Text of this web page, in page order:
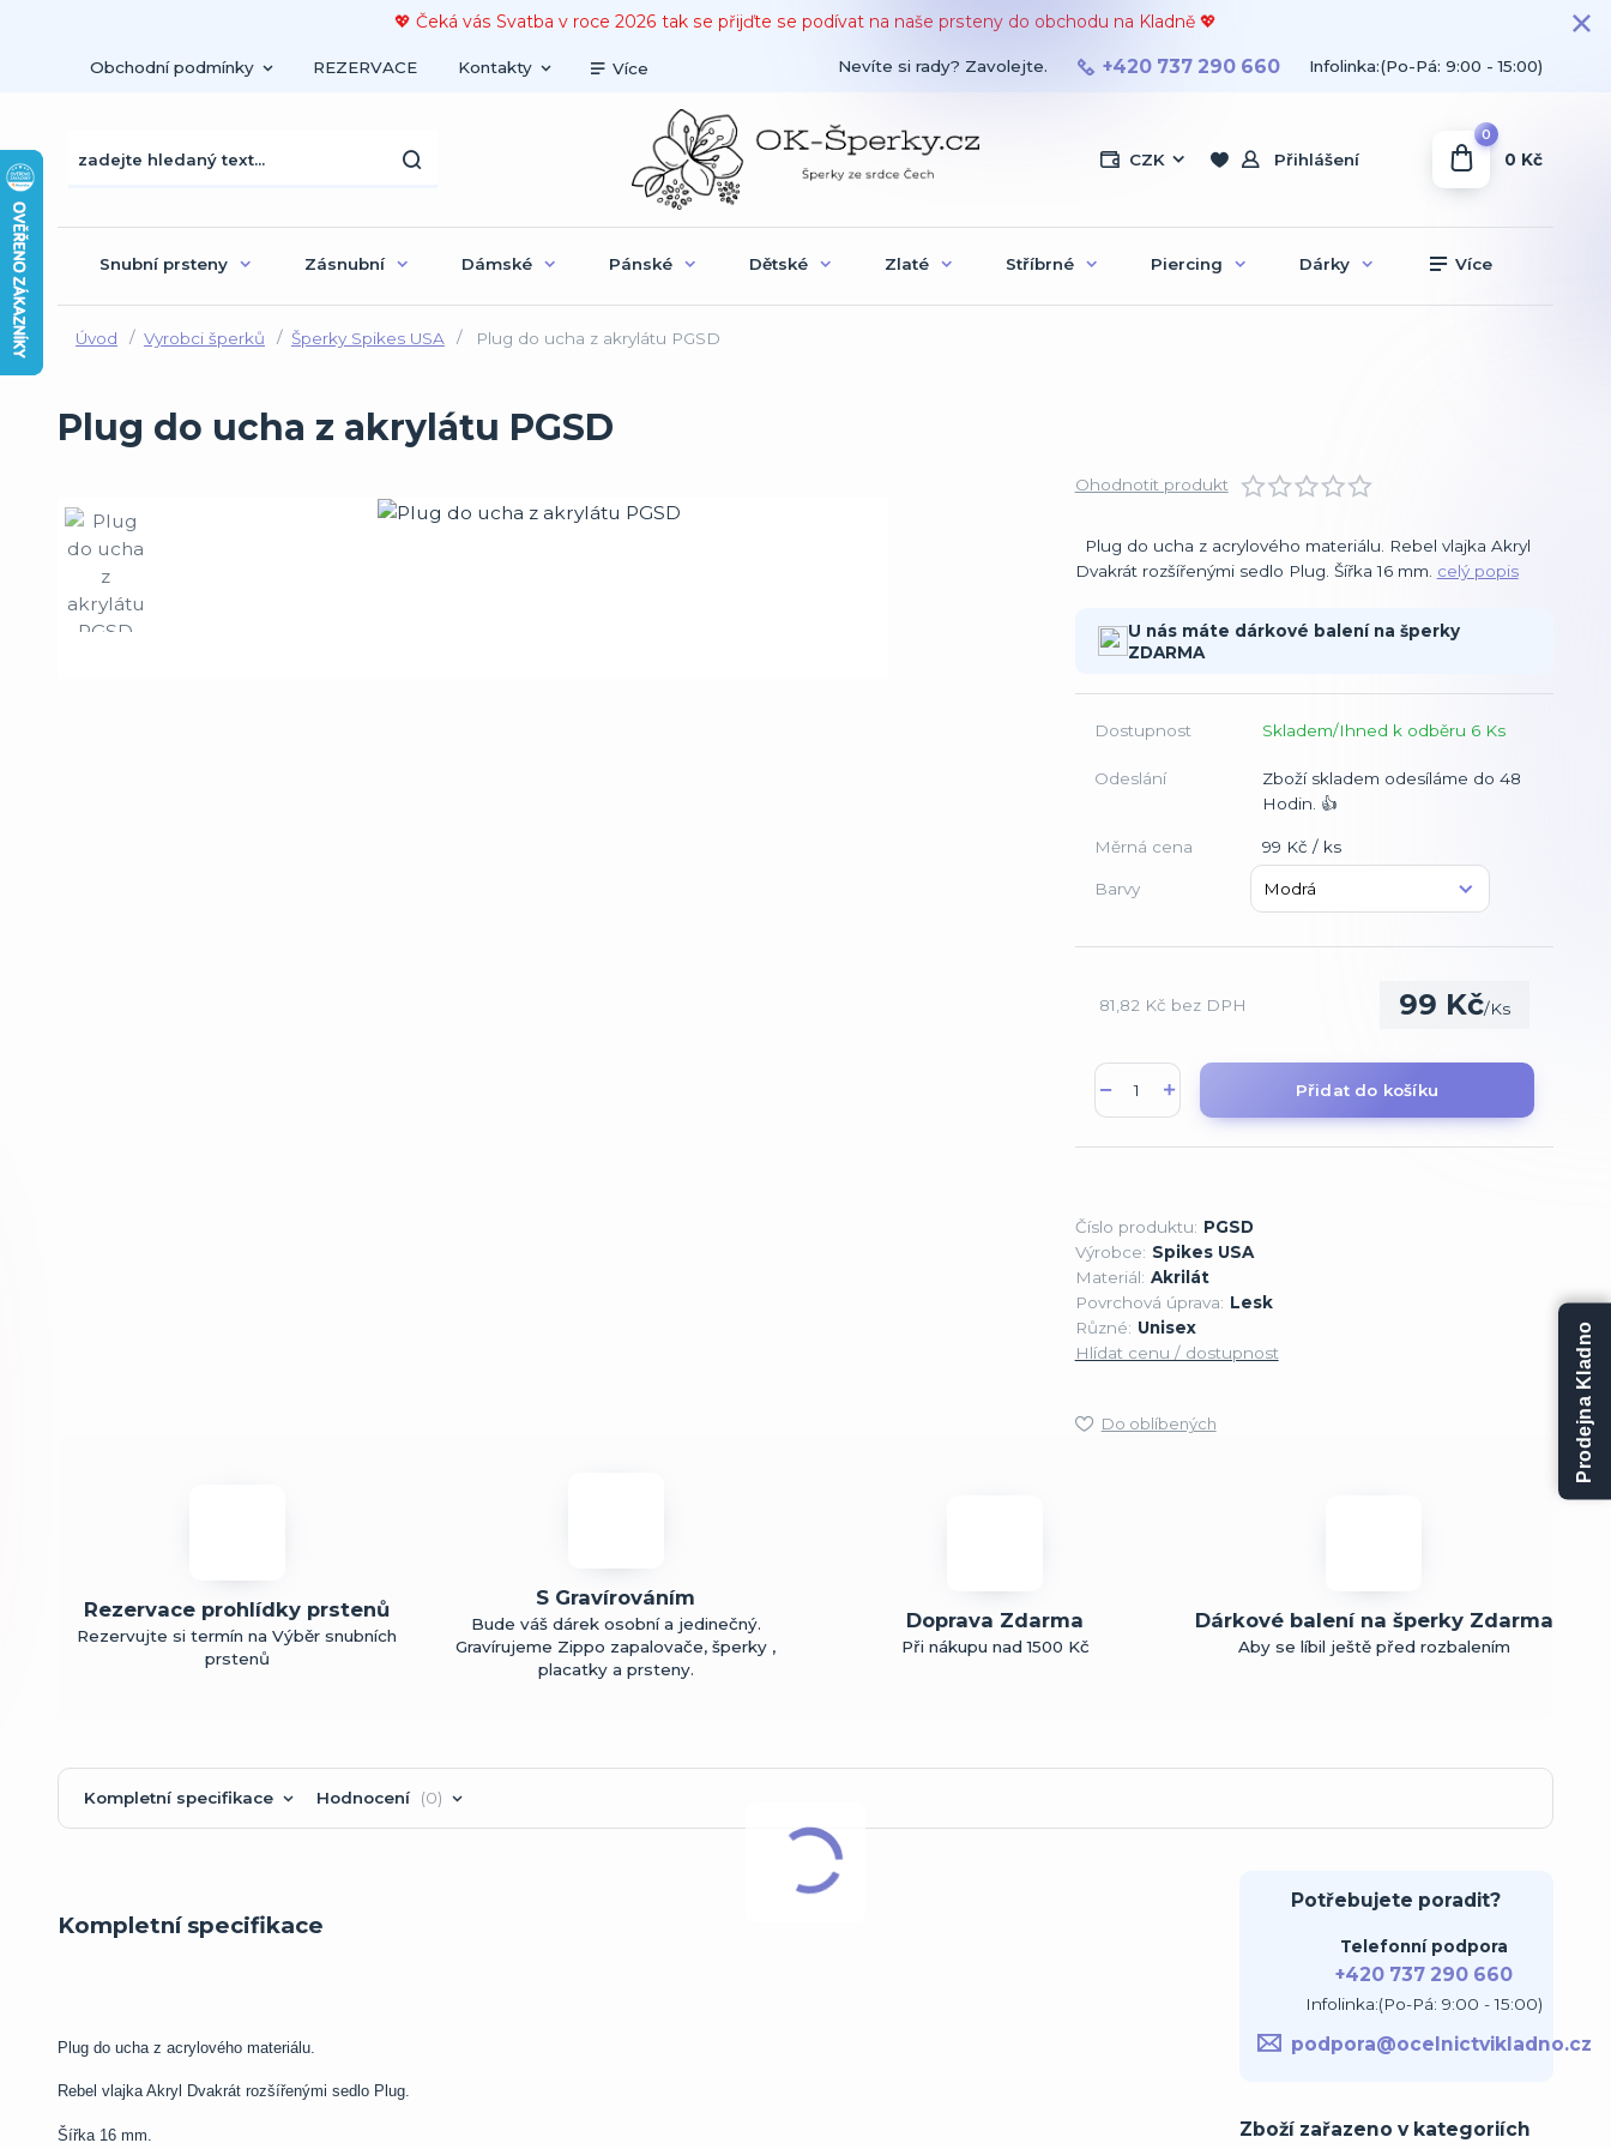
💖 Čeká vás Svatba v roce 2026 tak se přijďte se podívat na naše prsteny do obchodu na Kladně 💖
Obchodní podmínky REZERVACE Kontakty Více
CZK Přihlášení
Nevíte si rady? Zavolejte. +420 737 290 660 Infolinka:(Po-Pá: 9:00 - 15:00)
0
0 Kč
Snubní prsteny Zásnubní Dámské Pánské Dětské Zlaté Stříbrné Piercing Dárky Více
Úvod Vyrobci šperků Šperky Spikes USA Plug do ucha z akrylátu PGSD
Plug do ucha z akrylátu PGSD
Ohodnotit produkt
Plug do ucha z acrylového materiálu. Rebel vlajka Akryl
Dvakrát rozšířenými sedlo Plug. Šířka 16 mm. celý popis
U nás máte dárkové balení na šperky
ZDARMA
Dostupnost Skladem/Ihned k odběru 6 Ks
Odeslání
Zboží skladem odesíláme do 48
Hodin. 👍
Měrná cena 99 Kč / ks
Barvy
99 Kč/Ks
81,82 Kč bez DPH
Přidat do košíku
Číslo produktu: PGSD
Výrobce: Spikes USA
Materiál: Akrilát
Povrchová úprava: Lesk
Různé: Unisex
Hlídat cenu / dostupnost
Do oblíbených
Rezervace prohlídky prstenů
Rezervujte si termín na Výběr snubních
prstenů
S Gravírováním
Bude váš dárek osobní a jedinečný.
Gravírujeme Zippo zapalovače, šperky ,
placatky a prsteny.
Doprava Zdarma
Při nákupu nad 1500 Kč
Dárkové balení na šperky Zdarma
Aby se líbil ještě před rozbalením
Kompletní specifikace Hodnocení 0
Kompletní specifikace
Plug do ucha z acrylového materiálu.
Rebel vlajka Akryl Dvakrát rozšířenými sedlo Plug.
Šířka 16 mm.
Potřebujete poradit?
Telefonní podpora
+420 737 290 660
Infolinka:(Po-Pá: 9:00 - 15:00)
podpora@ocelnictvikladno.cz
Zboží zařazeno v kategoriích
Prodejna Kladno